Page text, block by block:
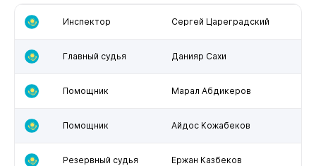
Инспектор Сергей Цареградский
Главный судья Данияр Сахи
Помощник Марал Абдикеров
Помощник Айдос Кожабеков
Резервный судья Ержан Казбеков